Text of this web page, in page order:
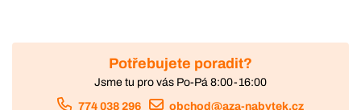
Potřebujete poradit?
Jsme tu pro vás Po-Pá 8:00-16:00
774 038 296 obchod@aza-nabytek.cz